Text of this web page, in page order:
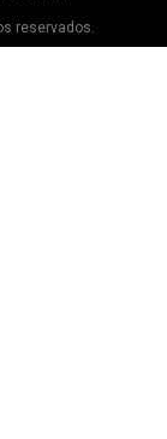
reservados.